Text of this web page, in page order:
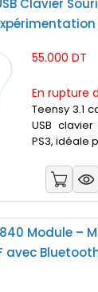
Clavier
55.000 DT
En rupture
Teensy 3.1
USB
PS3, idéale
Module –
Bluetooth